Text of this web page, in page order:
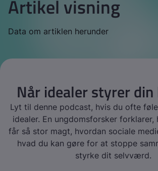
Artikel visning
Data om artiklen herunder
Når idealer styrer
Lyt til denne podcast, hvis du ofte
idealer. En ungdomsforsker
får så stor magt, hvordan sociale
hvad du kan gøre for at stoppe
styrke dit selvværd.